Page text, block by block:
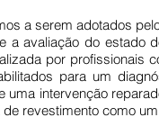
a serem adotados
a avaliação do estado
por profissionais
para um
uma intervenção
revestimento como